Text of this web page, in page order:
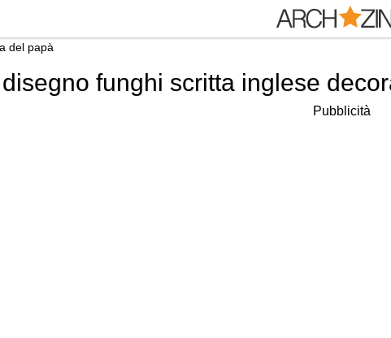
del papà
funghi scritta inglese
Pubblicità